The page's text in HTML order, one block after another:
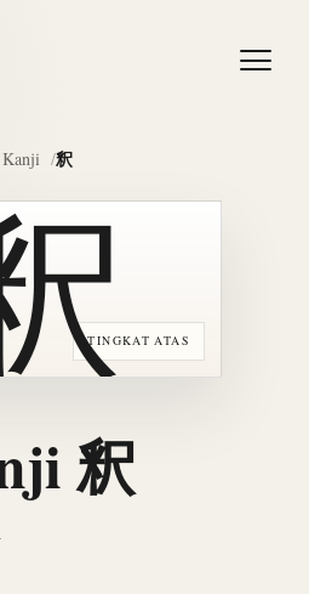
Kanji 釈
TINGKAT ATAS
釈